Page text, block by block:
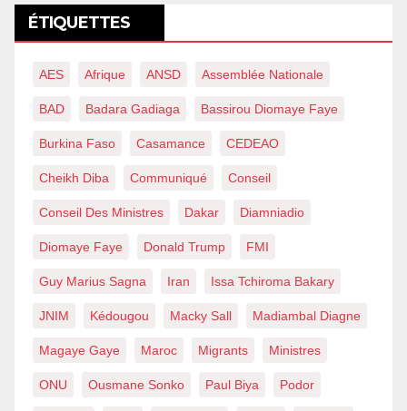
ÉTIQUETTES
AES Afrique ANSD Assemblée Nationale
BAD Badara Gadiaga Bassirou Diomaye Faye
Burkina Faso Casamance CEDEAO
Cheikh Diba Communiqué Conseil
Conseil Des Ministres Dakar Diamniadio
Diomaye Faye Donald Trump FMI
Guy Marius Sagna Iran Issa Tchiroma Bakary
JNIM Kédougou Macky Sall Madiambal Diagne
Magaye Gaye Maroc Migrants Ministres
ONU Ousmane Sonko Paul Biya Podor